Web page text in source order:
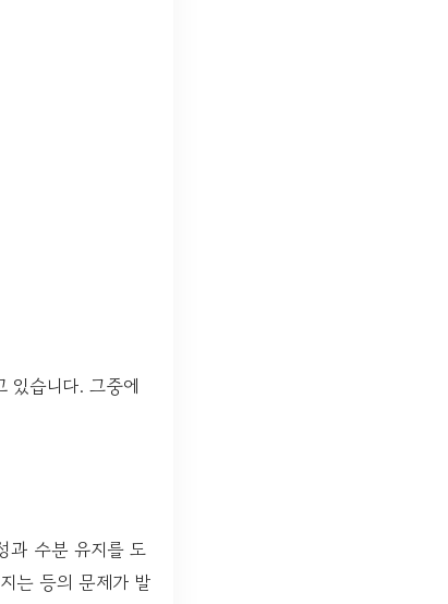
있습니다. 그중에
과 수분 유지를 도
는 등의 문제가 발